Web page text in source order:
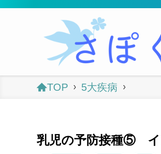
TOP 5大疾病
乳児の予防接種⑤ イ